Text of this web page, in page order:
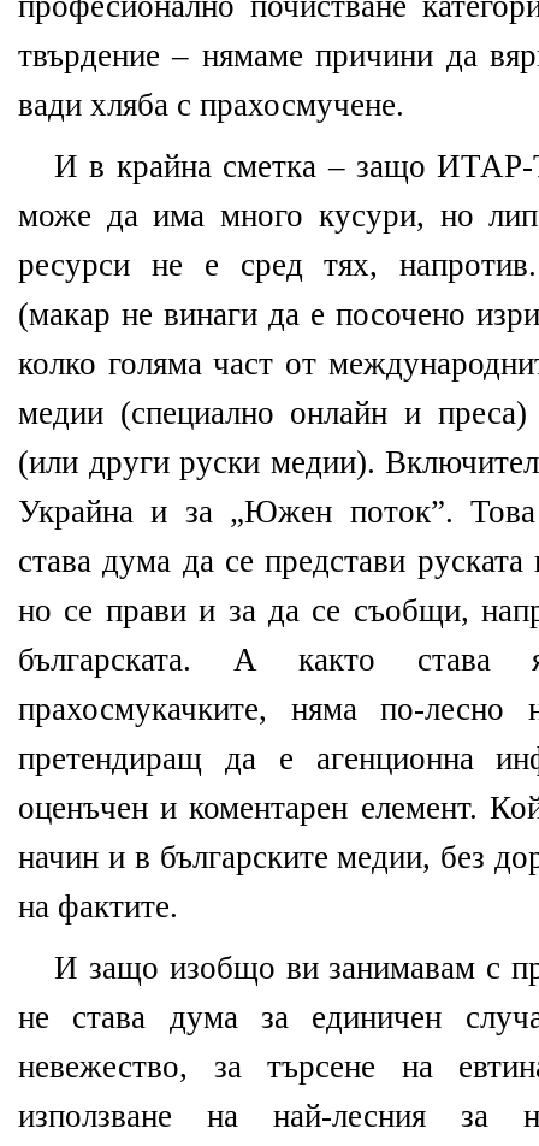
твърдение – нямаме причини да
вади хляба с прахосмучене.
И в крайна сметка – защо
може да има много кусури, но
ресурси не е сред тях,
(макар не винаги да е посочено
колко голяма част от
медии (специално онлайн и
(или други руски медии).
Украйна и за „Южен поток”. Това
става дума да се представи
но се прави и за да се съобщи,
българската. А както
прахосмукачките, няма по-
претендиращ да е агенционна
оценъчен и коментарен елемент.
начин и в българските медии, без
на фактите.
И защо изобщо ви занимавам с
не става дума за единичен
невежество, за търсене на
използване на най-лесния за